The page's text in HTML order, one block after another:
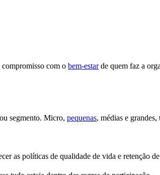
compromisso com o bem-estarde quem faz a
segmento. Micro, pequenas, médias e grandes,
as políticas de qualidade de vida e retenção